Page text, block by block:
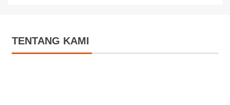
TENTANG KAMI